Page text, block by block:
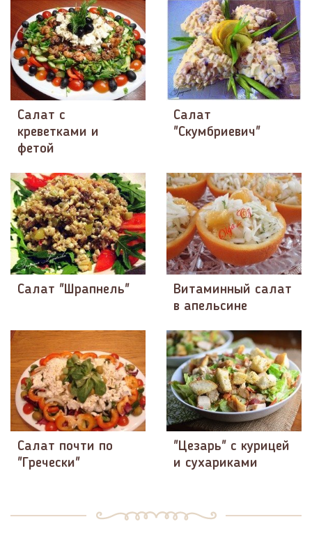
Салат с
креветками и
фетой
Салат
"Скумбриевич"
Салат "Шрапнель"
Витаминный салат
в апельсине
Салат почти по
"Гречески"
"Цезарь" с курицей
и сухариками